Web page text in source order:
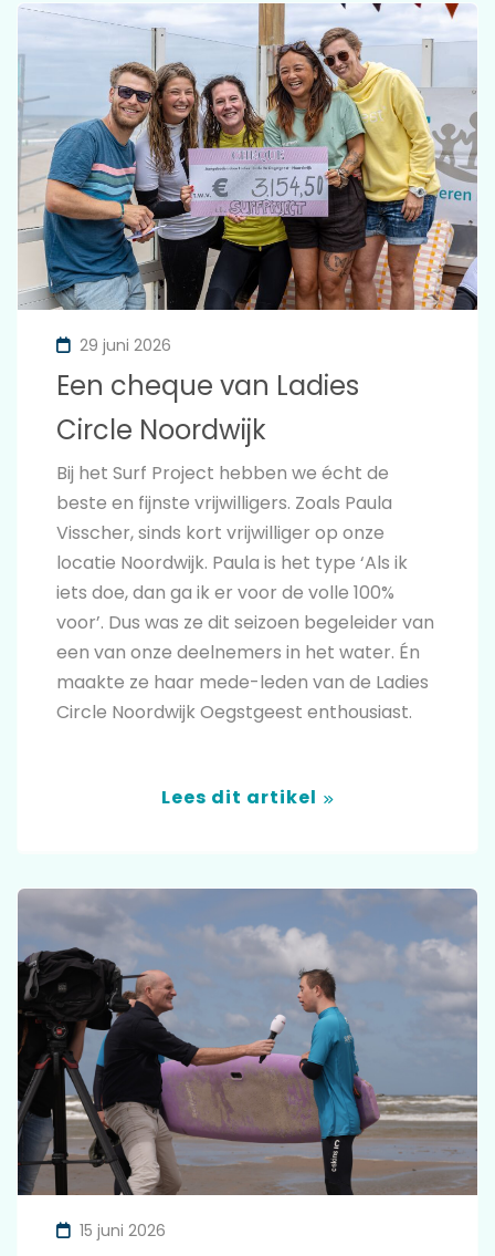
Een cheque van Ladies
Circle Noordwijk
29 juni 2026
Bij het Surf Project hebben we écht de
beste en fijnste vrijwilligers. Zoals Paula
Visscher, sinds kort vrijwilliger op onze
locatie Noordwijk. Paula is het type ‘Als ik
iets doe, dan ga ik er voor de volle 100%
voor’. Dus was ze dit seizoen begeleider van
een van onze deelnemers in het water. Én
maakte ze haar mede-leden van de Ladies
Circle Noordwijk Oegstgeest enthousiast.
Lees dit artikel
15 juni 2026